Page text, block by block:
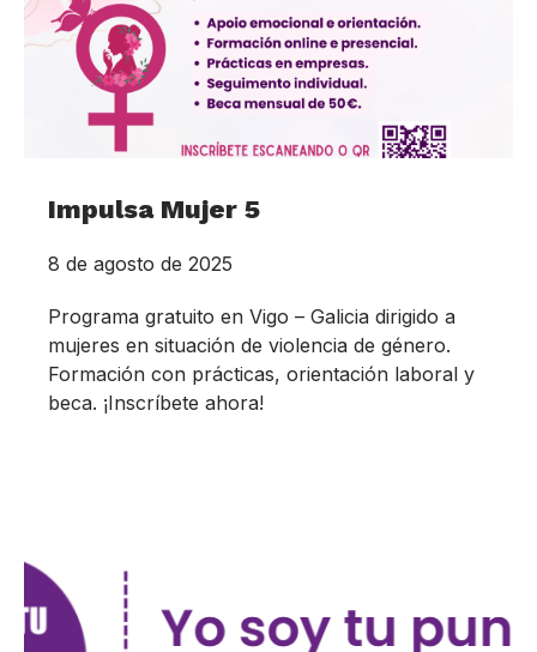
Impulsa Mujer 5
8 de agosto de 2025
Programa gratuito en Vigo – Galicia dirigido a
mujeres en situación de violencia de género.
Formación con prácticas, orientación laboral y
beca. ¡Inscríbete ahora!